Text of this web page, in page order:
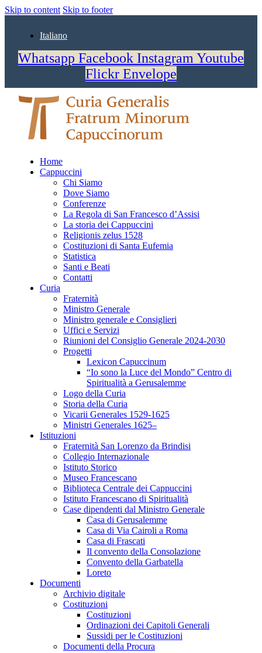
Skip to content Skip to footer
Italiano
Whatsapp Facebook Instagram Youtube
Flickr Envelope
Home
Cappuccini
Chi Siamo
Dove Siamo
Conferenze
La Regola di San Francesco d’Assisi
La storia dei Cappuccini
Religionis zelus 1528
Costituzioni di Santa Eufemia
Statistica
Santi e Beati
Contatti
Curia
Fraternità
Ministro Generale
Ministro generale e Consiglieri
Uffici e Servizi
Riunioni del Consiglio Generale 2024-2030
Progetti
Lexicon Capuccinum
“Io sono la Luce del Mondo” Centro di
Spiritualità a Gerusalemme
Logo della Curia
Storia della Curia
Vicarii Generales 1529-1625
Ministri Generales 1625–
Istituzioni
Fraternità San Lorenzo da Brindisi
Collegio Internazionale
Istituto Storico
Museo Francescano
Biblioteca Centrale dei Cappuccini
Istituto Francescano di Spiritualità
Case dipendenti dal Ministro Generale
Casa di Gerusalemme
Casa di Via Cairoli a Roma
Casa di Frascati
Il convento della Consolazione
Convento della Garbatella
Loreto
Documenti
Archivio digitale
Costituzioni
Costituzioni
Ordinazioni dei Capitoli Generali
Sussidi per le Costituzioni
Documenti della Procura